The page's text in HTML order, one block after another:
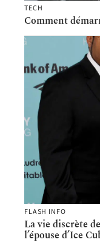
TECH
Comment
FLASH INFO
La vie discrète
l’épouse d’Ice